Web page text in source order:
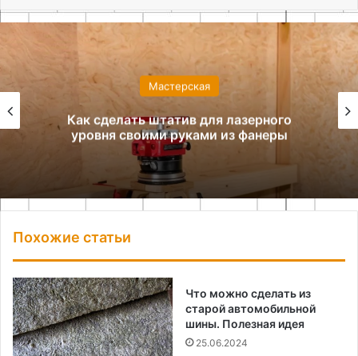
Мастерская
Как сделать штатив для лазерного
уровня своими руками из фанеры
Похожие статьи
Что можно сделать из
старой автомобильной
шины. Полезная идея
25.06.2024